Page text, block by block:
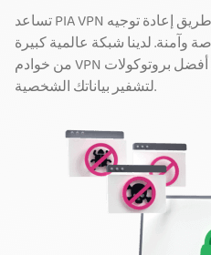
تساعد PIA VPN في حماية هويتك الرقمية عن طريق إعادة توجيه
وآمنة. لدينا شبكة عالمية كبيرة
من خوادم VPN المتقدمة، ونستخدم أفضل بروتوكولات VPN
لتشفير بياناتك الشخصية.